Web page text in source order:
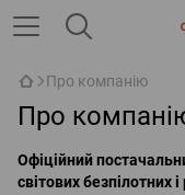
Про компанію
Про
Офіційний
світових безпілотних